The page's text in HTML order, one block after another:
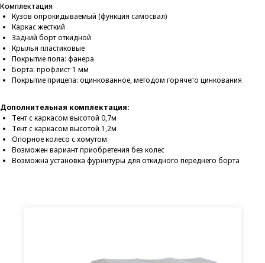
Комплектация
Кузов опрокидываемый (функция самосвал)
Каркас жесткий
Задний борт откидной
Крылья пластиковые
Покрытие пола: фанера
Борта: профлист 1 мм
Покрытие прицепа: оцинкованное, методом горячего цинкования
Дополнительная комплектация:
Тент с каркасом высотой 0,7м
Тент с каркасом высотой 1,2м
Опорное колесо с хомутом
Возможен вариант приобретения без колес
Возможна установка фурнитуры для откидного переднего борта